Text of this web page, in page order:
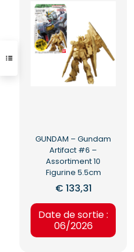
GUNDAM – Gundam
Artifact #6 –
Assortiment 10
Figurine 5.5cm
€ 133,31
Date de sortie :
06/2026